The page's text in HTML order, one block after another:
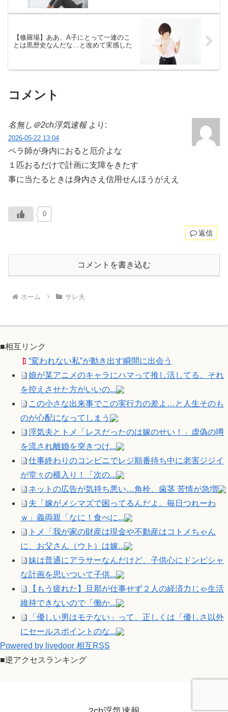
【修羅場】ああ、A子にとって一連のこ
とは黒歴史なんだな…と改めて実感した
コメント
名無し＠2ch浮気速報 より:
2026-05-22 13:04
ペラ師が身内におると厄介よな
１匹おるだけで計画に支障をきたす
事に当たるときは身内さえ信用せんほうがええ
0
返信
コメントを書き込む
ホーム サレ夫
■相互リンク
“変われない私”が動き出す瞬間に出会う
娘が某アニメのキャラにハマって推し活してる。それ
を控えさせた方がいいの...
この小さな出来事でこの実行力の差よ…と人生そのも
のが心配になってしまう
浮気夫とトメ「レスだったのは嫁のせい！」虚偽の噂
を流され離婚を突きつけ...
仕事終わりのコンビニでレジ順番待ち中に老害ジジイ
が堂々の横入り！「次の...
ネットの広告が気持ち悪い…角栓、歯茎 苦情が急増
夫「嫁がメシマズで困ってるんだよ。毎日つれーわ
ｗ」義両親「なに！食べに...
トメ「我が家の財産は現金や不動産はコトメちゃん
に、お父さん（ウト）は嫁...
妹は普通にアラサーなんだけど、子供心にドンピシャ
な計画を思いついて子供...
【もう疲れた】旦那が仕事せず２人の経済力じゃ生活
維持できないので「働か...
「優しい男はモテない」って、正しくは「優しさ以外
にセールスポイントのな...
Powered by livedoor 相互RSS
■逆アクセスランキング